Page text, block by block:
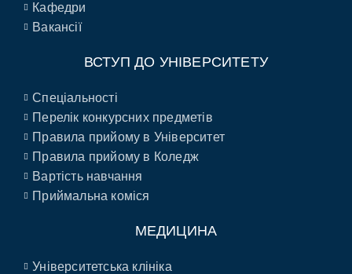
Кафедри
Вакансії
ВСТУП ДО УНІВЕРСИТЕТУ
Спеціальності
Перелік конкурсних предметів
Правила прийому в Університет
Правила прийому в Коледж
Вартість навчання
Приймальна коміся
МЕДИЦИНА
Університетська клініка